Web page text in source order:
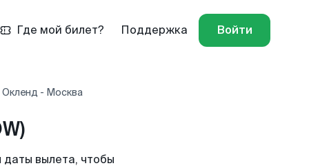
Где мой билет? Поддержка Войти
Окленд - Москва
вылета, чтобы